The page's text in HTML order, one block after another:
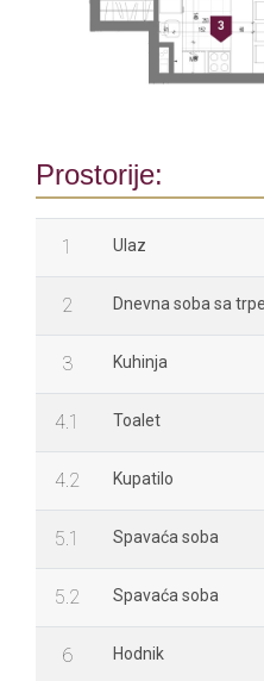
Prostorije:
1 Ulaz
2 Dnevna soba sa
3 Kuhinja
4.1 Toalet
4.2 Kupatilo
5.1 Spavaća soba
5.2 Spavaća soba
6 Hodnik